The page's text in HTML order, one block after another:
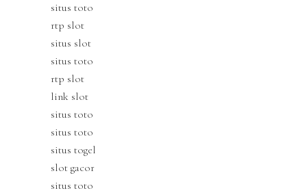
situs toto
rtp slot
situs slot
situs toto
rtp slot
link slot
situs toto
situs toto
situs togel
slot gacor
situs toto